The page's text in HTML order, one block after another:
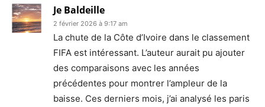
Je Baldeille
2 février 2026 à 9:17 am
La chute de la Côte d’Ivoire dans le classement
FIFA est intéressant. L’auteur aurait pu ajouter
des comparaisons avec les années
précédentes pour montrer l’ampleur de la
baisse. Ces derniers mois, j’ai analysé les paris